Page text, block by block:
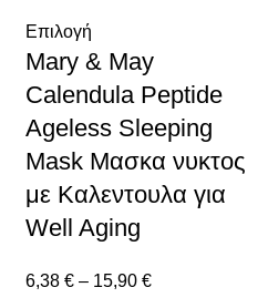
Επιλογή
Mary & May
Calendula Peptide
Ageless Sleeping
Mask Μασκα νυκτος
με Καλεντουλα για
Well Aging
6,38 € – 15,90 €